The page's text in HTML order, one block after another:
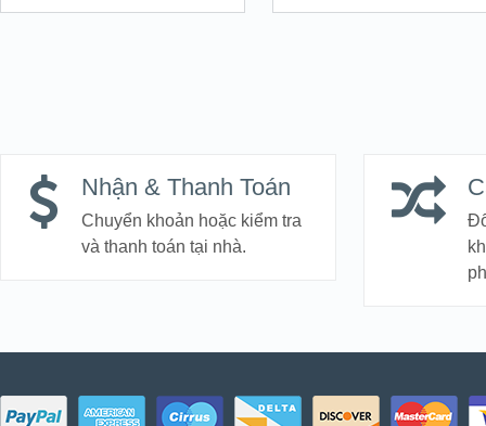
Nhận & Thanh Toán
Chuyển khoản hoặc kiểm tra
và thanh toán tại nhà.